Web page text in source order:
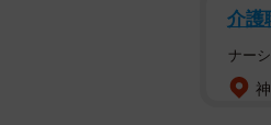
はると
題の写
上段左
介護
ナー